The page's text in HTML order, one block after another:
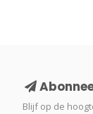
Blijf op de